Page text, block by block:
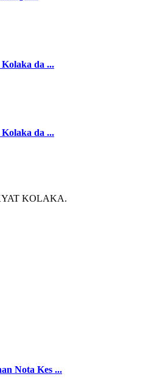
da ...
da ...
KOLAKA.
Nota Kes ...